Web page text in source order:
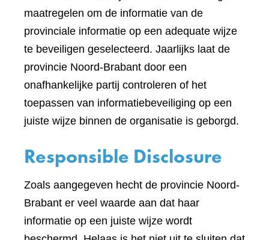
maatregelen om de informatie van de
provinciale informatie op een adequate wijze
te beveiligen geselecteerd. Jaarlijks laat de
provincie Noord-Brabant door een
onafhankelijke partij controleren of het
toepassen van informatiebeveiliging op een
juiste wijze binnen de organisatie is geborgd.
Responsible Disclosure
Zoals aangegeven hecht de provincie Noord-
Brabant er veel waarde aan dat haar
informatie op een juiste wijze wordt